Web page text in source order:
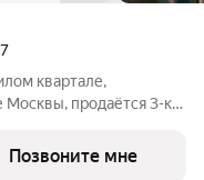
квартале,
продаётся 3-к
корпус 1, в жилом
Позвоните мне